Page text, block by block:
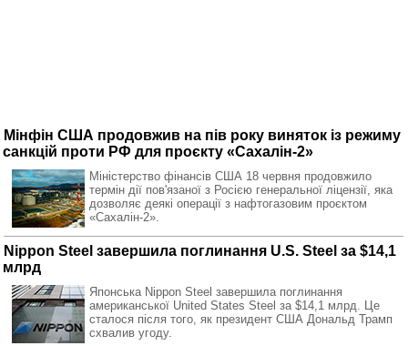
Мінфін США продовжив на пів року виняток із режиму
санкцій проти РФ для проєкту «Сахалін-2»
Міністерство фінансів США 18 червня продовжило
термін дії пов'язаної з Росією генеральної ліцензії, яка
дозволяє деякі операції з нафтогазовим проєктом
«Сахалін-2».
Nippon Steel завершила поглинання U.S. Steel за $14,1
млрд
Японська Nippon Steel завершила поглинання
американської United States Steel за $14,1 млрд. Це
сталося після того, як президент США Дональд Трамп
схвалив угоду.